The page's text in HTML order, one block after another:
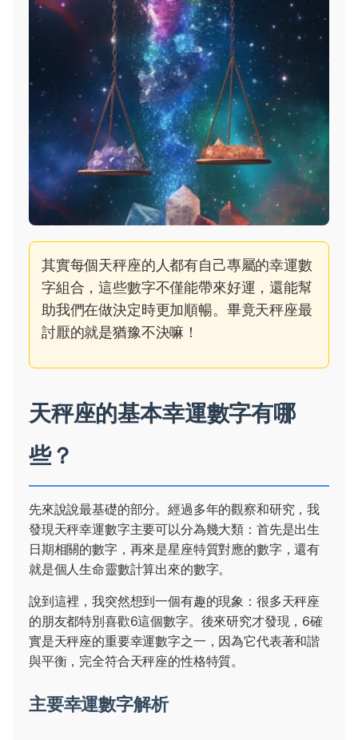
其實每個天秤座的人都有自己專屬的幸運數
字組合，這些數字不僅能帶來好運，還能幫
助我們在做決定時更加順暢。畢竟天秤座最
討厭的就是猶豫不決嘛！
天秤座的基本幸運數字有哪
些？
先來說說最基礎的部分。經過多年的觀察和研究，我
發現天秤幸運數字主要可以分為幾大類：首先是出生
日期相關的數字，再來是星座特質對應的數字，還有
就是個人生命靈數計算出來的數字。
說到這裡，我突然想到一個有趣的現象：很多天秤座
的朋友都特別喜歡6這個數字。後來研究才發現，6確
實是天秤座的重要幸運數字之一，因為它代表著和諧
與平衡，完全符合天秤座的性格特質。
主要幸運數字解析